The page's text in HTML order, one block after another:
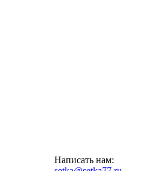
Написать нам: